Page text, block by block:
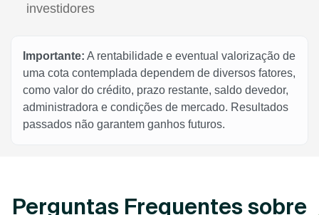
investidores
Importante: A rentabilidade e eventual valorização de
uma cota contemplada dependem de diversos fatores,
como valor do crédito, prazo restante, saldo devedor,
administradora e condições de mercado. Resultados
passados não garantem ganhos futuros.
Perguntas Frequentes sobre